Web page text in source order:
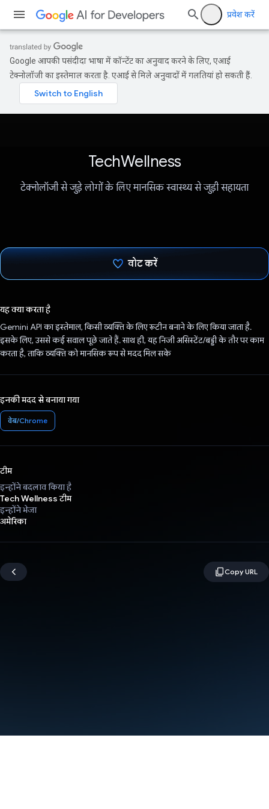
प्रवेश करें
Google आपकी पसंदीदा भाषा में कॉन्टेंट का अनुवाद करने के लिए, एआई
टेक्नोलॉजी का इस्तेमाल करता है. एआई से मिले अनुवादों में गलतियां हो सकती हैं.
TechWellness
टेक्नोलॉजी से जुड़े लोगों के लिए मानसिक स्वास्थ्य से जुड़ी सहायता
वोट करें
यह क्या करता है
Gemini API का इस्तेमाल, किसी व्यक्ति के लिए रूटीन बनाने के लिए किया जाता है.
इसके लिए, उससे कई सवाल पूछे जाते हैं. साथ ही, यह निजी असिस्टेंट/बड्डी के तौर पर काम
करता है, ताकि व्यक्ति को मानसिक रूप से मदद मिल सके
इनकी मदद से बनाया गया
वेब/Chrome
टीम
इन्होंने बदलाव किया है
Tech Wellness टीम
इन्होंने भेजा
अमेरिका